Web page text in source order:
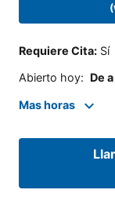
Requiere Cita: Sí
Abierto hoy: De a
Mas horas